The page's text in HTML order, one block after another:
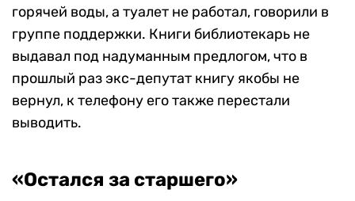
горячей воды, а туалет не работал, говорили в
группе поддержки. Книги библиотекарь не
выдавал под надуманным предлогом, что в
прошлый раз экс-депутат книгу якобы не
вернул, к телефону его также перестали
выводить.
«Остался за старшего»